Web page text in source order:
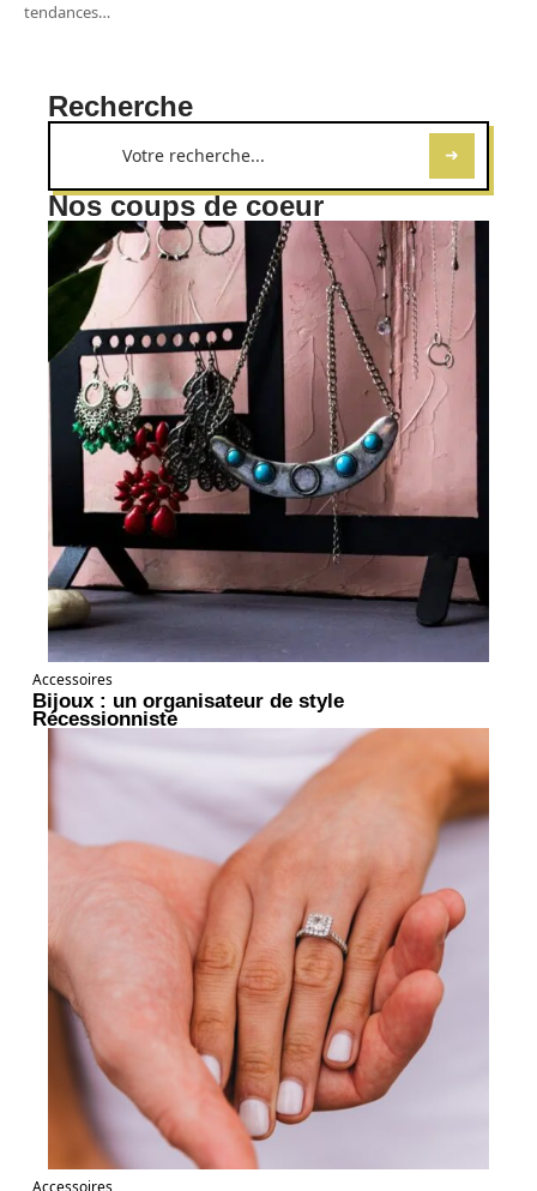
tendances…
Recherche
Nos coups de coeur
Accessoires
Bijoux : un organisateur de style
Récessionniste